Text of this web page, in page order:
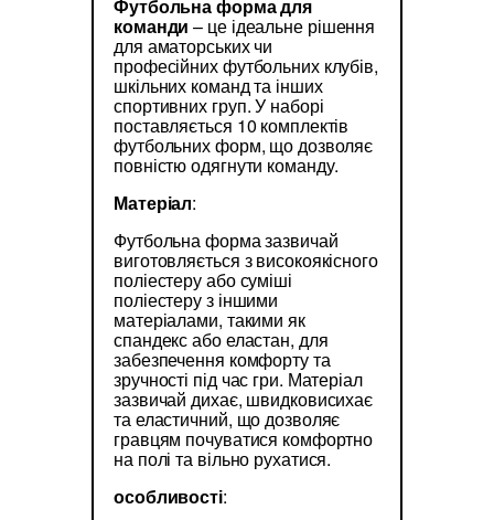
Футбольна форма для
команди – це ідеальне рішення
для аматорських чи
професійних футбольних клубів,
шкільних команд та інших
спортивних груп. У наборі
поставляється 10 комплектів
футбольних форм, що дозволяє
повністю одягнути команду.
Матеріал:
Футбольна форма зазвичай
виготовляється з високоякісного
поліестеру або суміші
поліестеру з іншими
матеріалами, такими як
спандекс або еластан, для
забезпечення комфорту та
зручності під час гри. Матеріал
зазвичай дихає, швидковисихає
та еластичний, що дозволяє
гравцям почуватися комфортно
на полі та вільно рухатися.
особливості: